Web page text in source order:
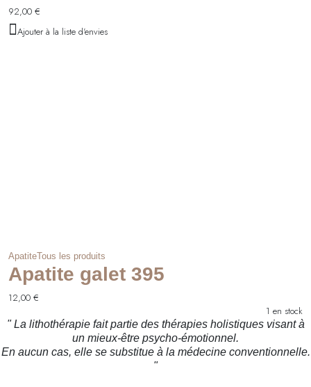
92,00 €
Ajouter à la liste d'envies
ApatiteTous les produits
Apatite galet 395
12,00 €
1 en stock
" La lithothérapie fait partie des thérapies holistiques visant à
un mieux-être psycho-émotionnel.
En aucun cas, elle se substitue à la médecine conventionnelle.
"